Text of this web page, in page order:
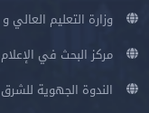
وزارة التعليم العالي
مركز البحث في
الندوة الجهوية للشرق